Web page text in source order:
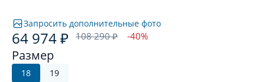
Запросить дополнительные фото
64 974 ₽ 108 290 ₽ -40%
Размер
18
19